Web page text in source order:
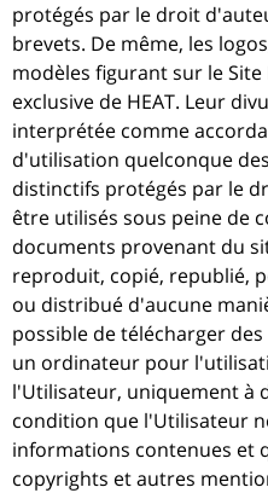
protégés par le droit
brevets. De même, les
modèles figurant sur le
exclusive de HEAT. Leur
interprétée comme
d'utilisation quelconque
distinctifs protégés par le
être utilisés sous peine de
documents provenant du
reproduit, copié, republié,
ou distribué d'aucune
possible de télécharger
un ordinateur pour
l'Utilisateur, uniquement à
condition que l'Utilisateur
informations contenues et
copyrights et autres